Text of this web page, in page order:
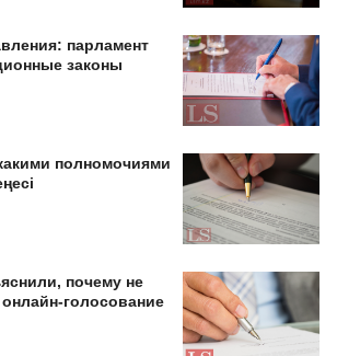
парламент
законы
полномочиями
почему не
голосование